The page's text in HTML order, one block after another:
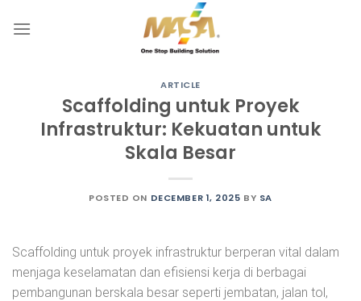
ARTICLE
Scaffolding untuk Proyek
Infrastruktur: Kekuatan untuk
Skala Besar
POSTED ON DECEMBER 1, 2025 BY SA
Scaffolding untuk proyek infrastruktur berperan vital dalam
menjaga keselamatan dan efisiensi kerja di berbagai
pembangunan berskala besar seperti jembatan, jalan tol,